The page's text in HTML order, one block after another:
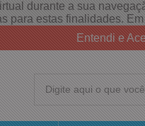
durante a sua
para estas finalidades.
Entendi e